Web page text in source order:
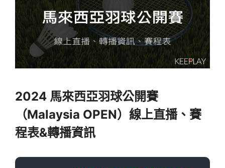
2024 馬來西亞羽球公開賽
（Malaysia OPEN）線上直播、賽
程表&轉播資訊